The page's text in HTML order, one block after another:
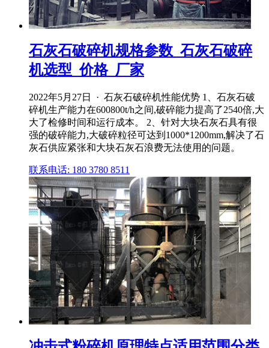
石灰石破碎机规格参数_石灰石破碎
机选型_价格_厂家
2022年5月27日 · 石灰石破碎机性能优势 1、石灰石破
碎机生产能力在600800t/h之间,破碎能力提高了2540倍,大
大了检修时间和运行成本。 2、针对大块石灰石具有很
强的破碎能力,大破碎粒径可达到1000*1200mm,解决了石
灰石供应紧张和大块石灰石浪费无法使用的问题。
联系电话: 180 3780 8511